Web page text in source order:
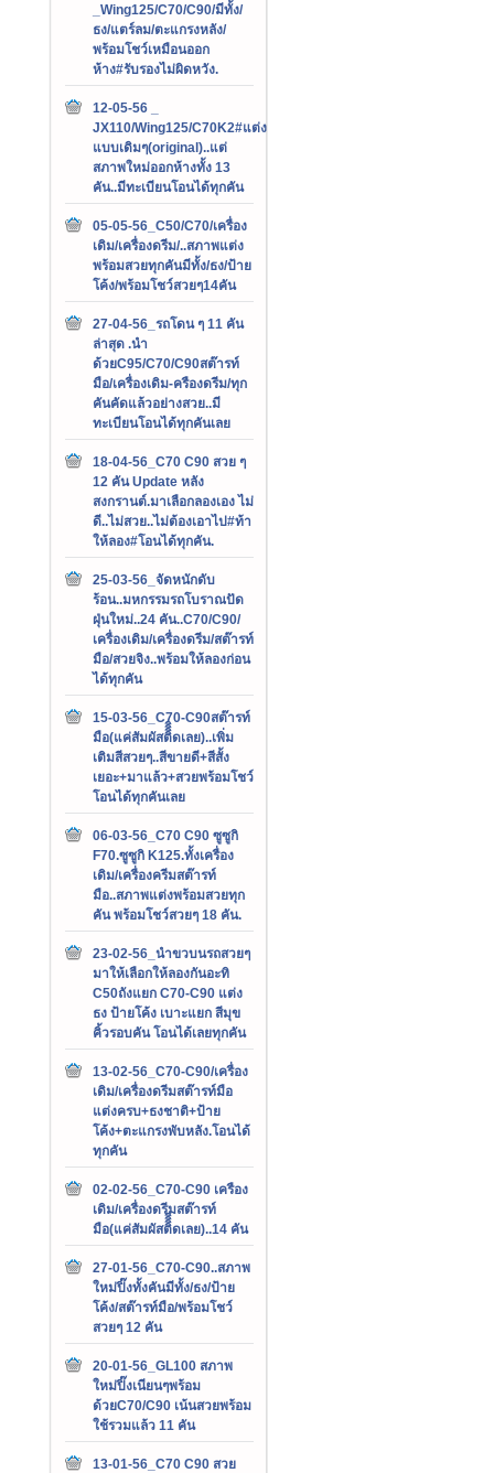
_Wing125/C70/C90/มีทั้ง/
ธง/แตร์ลม/ตะแกรงหลัง/
พร้อมโชว์เหมือนออก
ห้าง#รับรองไม่ผิดหวัง.
12-05-56 _
JX110/Wing125/C70K2#แต่ง
แบบเดิมๆ(original)..แต่
สภาพใหม่ออกห้างทั้ง 13
คัน..มีทะเบียนโอนได้ทุกคัน
05-05-56_C50/C70/เครื่อง
เดิม/เครื่องดรีม/..สภาพแต่ง
พร้อมสวยทุกคันมีทั้ง/ธง/ป้าย
โค้ง/พร้อมโชว์สวยๆ14คัน
27-04-56_รถโดน ๆ 11 คัน
ล่าสุด .นำ
ด้วยC95/C70/C90สต๊ารท์
มือ/เครื่องเดิม-ครืองดรีม/ทุก
คันคัดแล้วอย่างสวย..มี
ทะเบียนโอนได้ทุกคันเลย
18-04-56_C70 C90 สวย ๆ
12 คัน Update หลัง
สงกรานต์.มาเลือกลองเอง ไม่
ดี..ไม่สวย..ไม่ต้องเอาไป#ท้า
ให้ลอง#โอนได้ทุกคัน.
25-03-56_จัดหนักดับ
ร้อน..มหกรรมรถโบราณปัด
ฝุ่นใหม่..24 คัน..C70/C90/
เครื่องเดิม/เครื่องดรีม/สต๊ารท์
มือ/สวยจิง..พร้อมให้ลองก่อน
ได้ทุกคัน
15-03-56_C70-C90สต๊ารท์
มือ(แค่สัมผัสติิิิดเลย)..เพิ่ม
เติมสีสวยๆ..สีขายดี+สีสั้ง
เยอะ+มาแล้ว+สวยพร้อมโชว์
โอนได้ทุกคันเลย
06-03-56_C70 C90 ซูซูกิ
F70.ซูซูกิ K125.ทั้งเครื่อง
เดิม/เครื่องครีมสต๊ารท์
มือ..สภาพแต่งพร้อมสวยทุก
คัน พร้อมโชว์สวยๆ 18 คัน.
23-02-56_นำขวบนรถสวยๆ
มาให้เลือกให้ลองกันอะทิ
C50ถังแยก C70-C90 แต่ง
ธง ป้ายโค้ง เบาะแยก สีมุข
คิ้วรอบคัน โอนได้เลยทุกคัน
13-02-56_C70-C90/เครื่อง
เดิม/เครื่องดรีมสต๊ารท์มือ
แต่งครบ+ธงชาติ+ป้าย
โค้ง+ตะแกรงพับหลัง.โอนได้
ทุกคัน
02-02-56_C70-C90 เครือง
เดิม/เครื่องดรีมสต๊ารท์
มือ(แค่สัมผัสติิิิดเลย)..14 คัน
27-01-56_C70-C90..สภาพ
ใหม่ปิ๊งทั้งคันมีทั้ง/ธง/ป้าย
โค้ง/สต๊ารท์มือ/พร้อมโชว์
สวยๆ 12 คัน
20-01-56_GL100 สภาพ
ใหม่ปิ๊งเนียนๆพร้อม
ด้วยC70/C90 เน้นสวยพร้อม
ใช้รวมแล้ว 11 คัน
13-01-56_C70 C90 สวย